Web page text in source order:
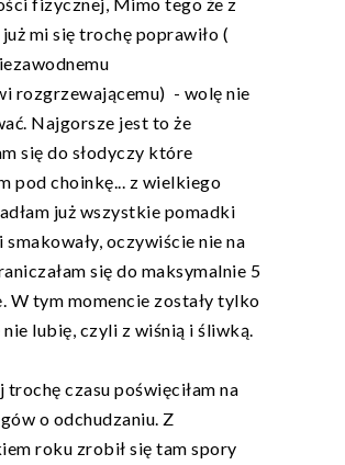
mi się trochę poprawiło (
rozgrzewającemu) - wolę nie
Najgorsze jest to że
się do słodyczy które
pod choinkę... z wielkiego
już wszystkie pomadki
smakowały, oczywiście nie na
się do maksymalnie 5
W tym momencie zostały tylko
lubię, czyli z wiśnią i śliwką.
trochę czasu poświęciłam na
o odchudzaniu. Z
roku zrobił się tam spory